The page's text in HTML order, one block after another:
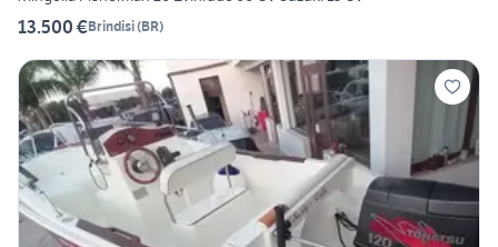
13.500 €Brindisi(BR)